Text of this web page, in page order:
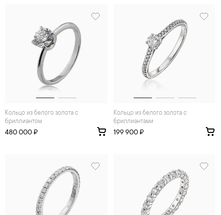
Кольцо из белого золота с
бриллиантом
480 000 ₽
Кольцо из белого золота с
бриллиантами
199 900 ₽